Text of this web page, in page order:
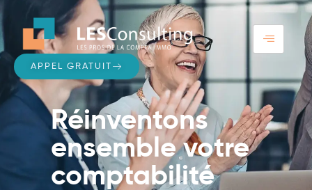
APPEL GRATUIT
Réinventons
ensemble votre
comptabilité